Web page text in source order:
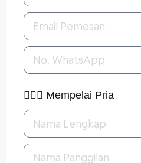
🤵🏻‍♂️ Mempelai Pria